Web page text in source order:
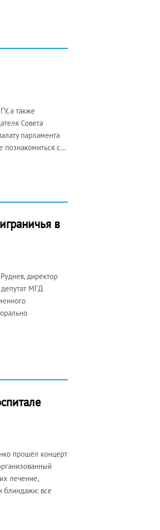
а также
Совета
парламента
познакомиться с…
в
директор
депутат МГД
прошёл концерт
лечение,
блиндажи: все